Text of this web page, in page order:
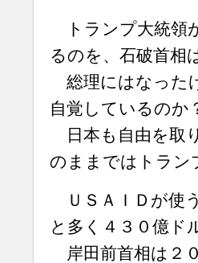
トランプ大統領
るのを、石破首相
総理にはなった
自覚しているのか
日本も自由を取
のままではトラン
ＵＳＡＩＤが使
と多く４３０億ド
岸田前首相は２